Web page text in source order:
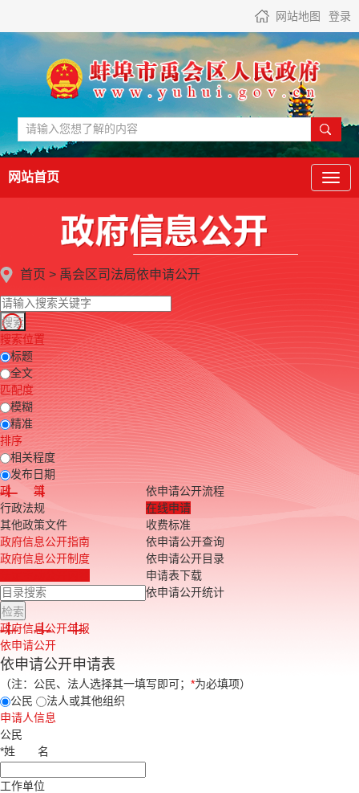
网站地图 登录
网站首页
首页 > 禹会区司法局依申请公开
搜索位置
标题
全文
匹配度
模糊
精准
排序
相关程度
发布日期
政 策
行政法规
其他政策文件
政府信息公开指南
政府信息公开制度
政府信息公开年报
依申请公开
依申请公开流程
在线申请
收费标准
依申请公开查询
依申请公开目录
申请表下载
依申请公开统计
依申请公开申请表
（注：公民、法人选择其一填写即可； *为必填项）
公民
法人或其他组织
申请人信息
公民
*姓 名
工作单位